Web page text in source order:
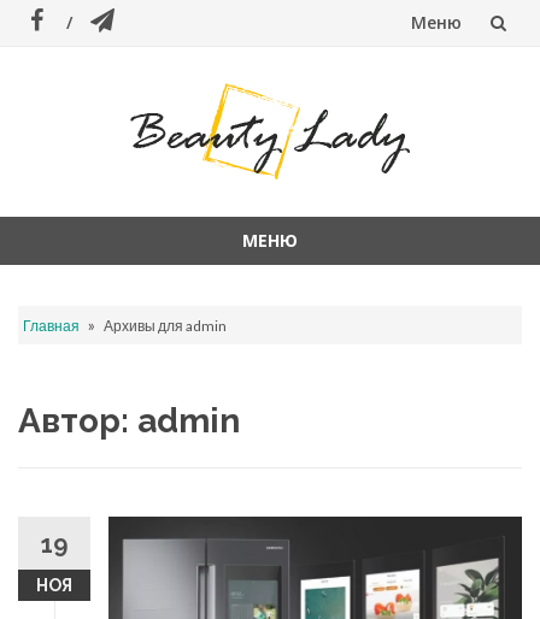
Меню
МЕНЮ
содержанию
Главная » Архивы для admin
Автор: admin
19
НОЯ